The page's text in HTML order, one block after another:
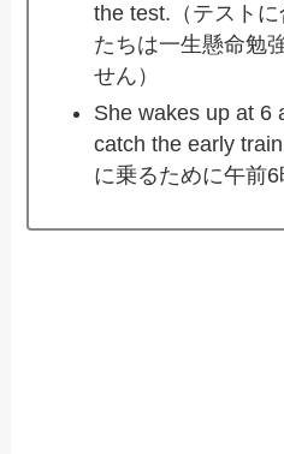
the test.（テスト
たちは一生懸命勉
せん）
She wakes up at 6
catch the early
に乗るために午前6